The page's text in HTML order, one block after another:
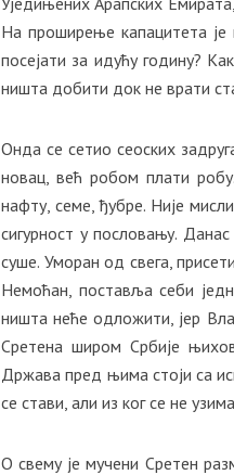
На проширење капацитета
посејати за идућу годину?
ништа добити док не врати
Онда се сетио сеоских
новац, већ робом плати
нафту, семе, ђубре. Није
сигурност у пословању.
суше. Уморан од свега,
Немоћан, поставља себи
ништа неће одложити, јер
Сретена широм Србије
Држава пред њима стоји са
се стави, али из ког се не
О свему је мучени Сретен